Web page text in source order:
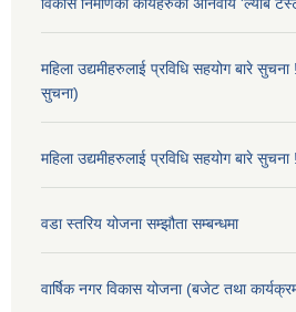
महिला उद्यमीहरुलाई प्रविधि सहयोग बारे
सुचना)
महिला उद्यमीहरुलाई प्रविधि सहयोग बारे सुचना
वडा स्तरिय योजना सम्झौता सम्बन्धमा
वार्षिक नगर विकास योजना (बजेट तथा